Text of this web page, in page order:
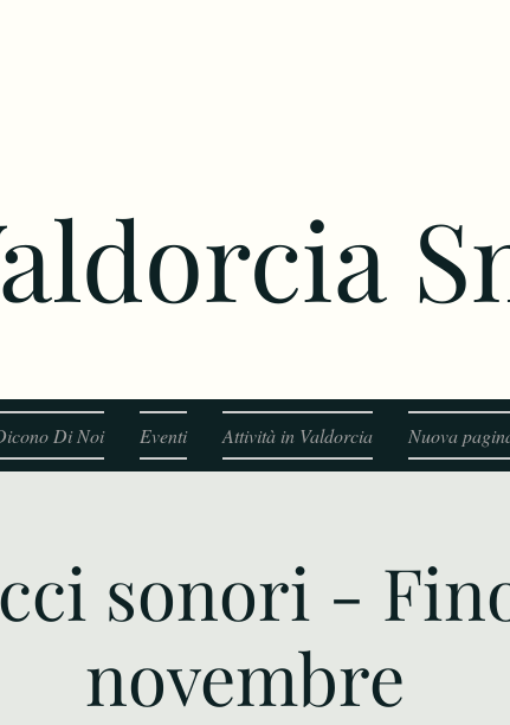
Di Noi Eventi Attività in Valdorcia Nuova
sonori -
novembre